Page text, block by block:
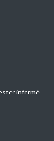
informé